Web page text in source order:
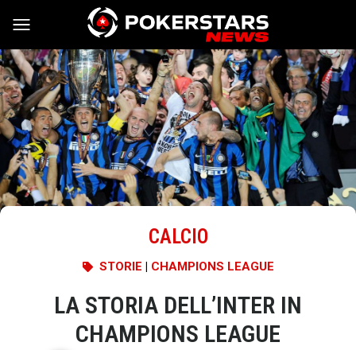
Vai al contenuto
CALCIO
STORIE | CHAMPIONS LEAGUE
LA STORIA DELL’INTER IN
CHAMPIONS LEAGUE